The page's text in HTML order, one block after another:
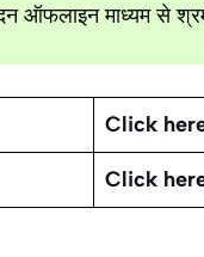
ऑफलाइन माध्यम से
Click
Click